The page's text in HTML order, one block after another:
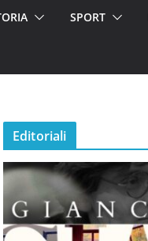
SPORT
Editoriali